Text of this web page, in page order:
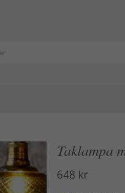
Taklampa
648 kr